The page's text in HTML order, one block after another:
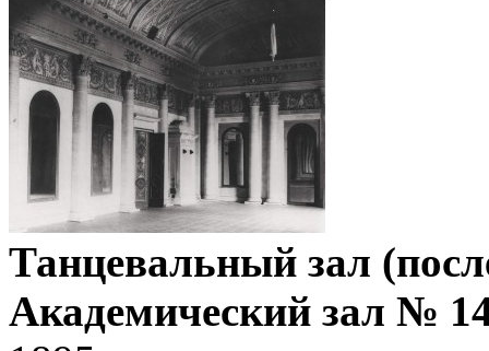
Танцевальный зал
Академический зал №